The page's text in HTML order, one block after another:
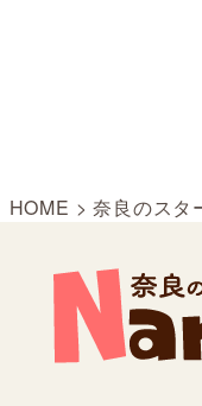
HOME >奈良のスタ